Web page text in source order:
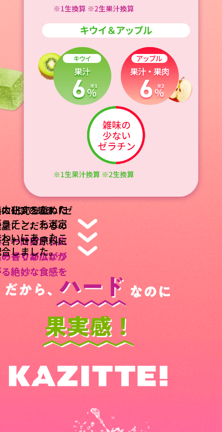
研究を重ねた
一口目から広
香りが広がり
1つである「ゼ
にこだわるの
わせる原料に
ドでありなが
絶妙な食感を
化するために
チン」を選定
いにあったこ
しました。